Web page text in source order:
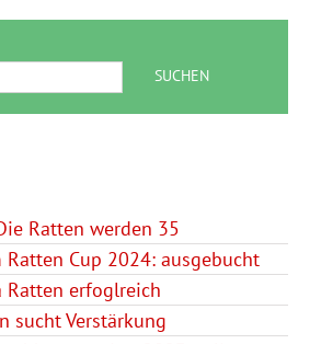
SUCHEN
Ratten werden 35
Cup 2024: ausgebucht
Ratten erfoglreich
sucht Verstärkung